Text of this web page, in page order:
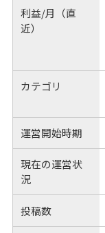
利益/月（直
近）
カテゴリ
運営開始時期
現在の運営状
況
投稿数